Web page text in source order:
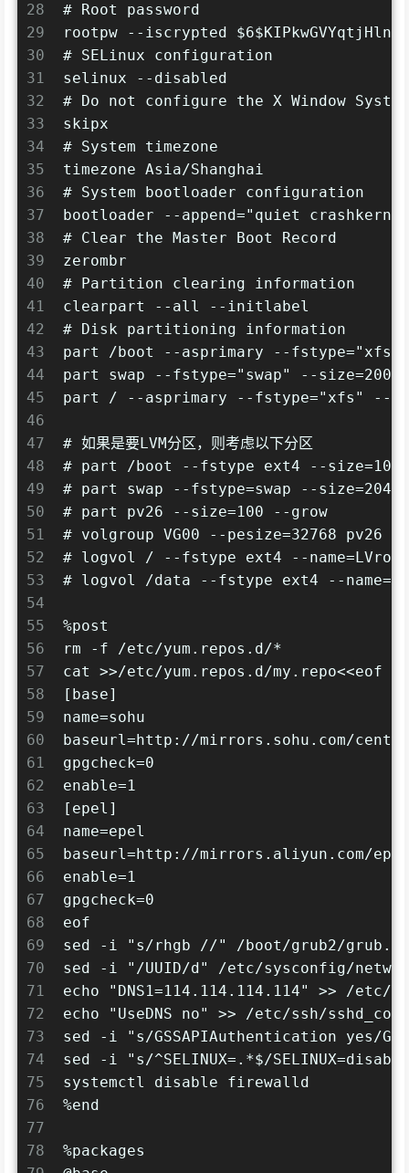
28
29
30
31
32
33
34
35
36
37
38
39
40
41
42
43
44
45
46
47
48
49
50
51
52
53
54
55
56
57
58
59
60
61
62
63
64
65
66
67
68
69
70
71
72
73
74
75
76
77
78
# Root password
rootpw --iscrypted
# SELinux configuration
selinux --disabled
# Do not configure the X Window System
skipx
# System timezone
timezone Asia/Shanghai
# System bootloader configuration
bootloader --append="quiet
# Clear the Master Boot Record
zerombr
# Partition clearing information
clearpart --all --initlabel
# Disk partitioning information
part /boot --asprimary --fstype="xfs"
part swap --fstype="swap" --size=2000
part / --asprimary --fstype="xfs" --
# 如果是要LVM分区，则考虑以下分区
# part /boot --fstype ext4 --size=100
# part swap --fstype=swap --size=2048
# part pv26 --size=100 --grow
# volgroup VG00 --pesize=32768 pv26
# logvol / --fstype ext4 --name=LVroot
# logvol /data --fstype ext4 --
%post
rm -f /etc/yum.repos.d/*
cat >>/etc/yum.repos.d/my.repo<<eof
[base]
name=sohu
baseurl=http://mirrors.sohu.com/
gpgcheck=0
enable=1
[epel]
name=epel
baseurl=http://mirrors.aliyun.com/
enable=1
gpgcheck=0
eof
sed -i "s/rhgb //" /boot/grub2/
sed -i "/UUID/d" /etc/sysconfig/
echo "DNS1=114.114.114.114" >> /
echo "UseDNS no" >> /etc/ssh/
sed -i "s/GSSAPIAuthentication yes/
sed -i "s/^SELINUX=.*$/
systemctl disable firewalld
%end
%packages